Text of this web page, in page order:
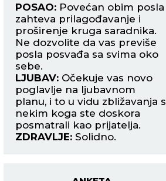
POSAO: Povećan obim posla
zahteva prilagođavanje i
proširenje kruga saradnika.
Ne dozvolite da vas previše
posla posvađa sa svima oko
sebe.
LJUBAV: Očekuje vas novo
poglavlje na ljubavnom
planu, i to u vidu zbližavanja s
nekim koga ste doskora
posmatrali kao prijatelja.
ZDRAVLJE: Solidno.